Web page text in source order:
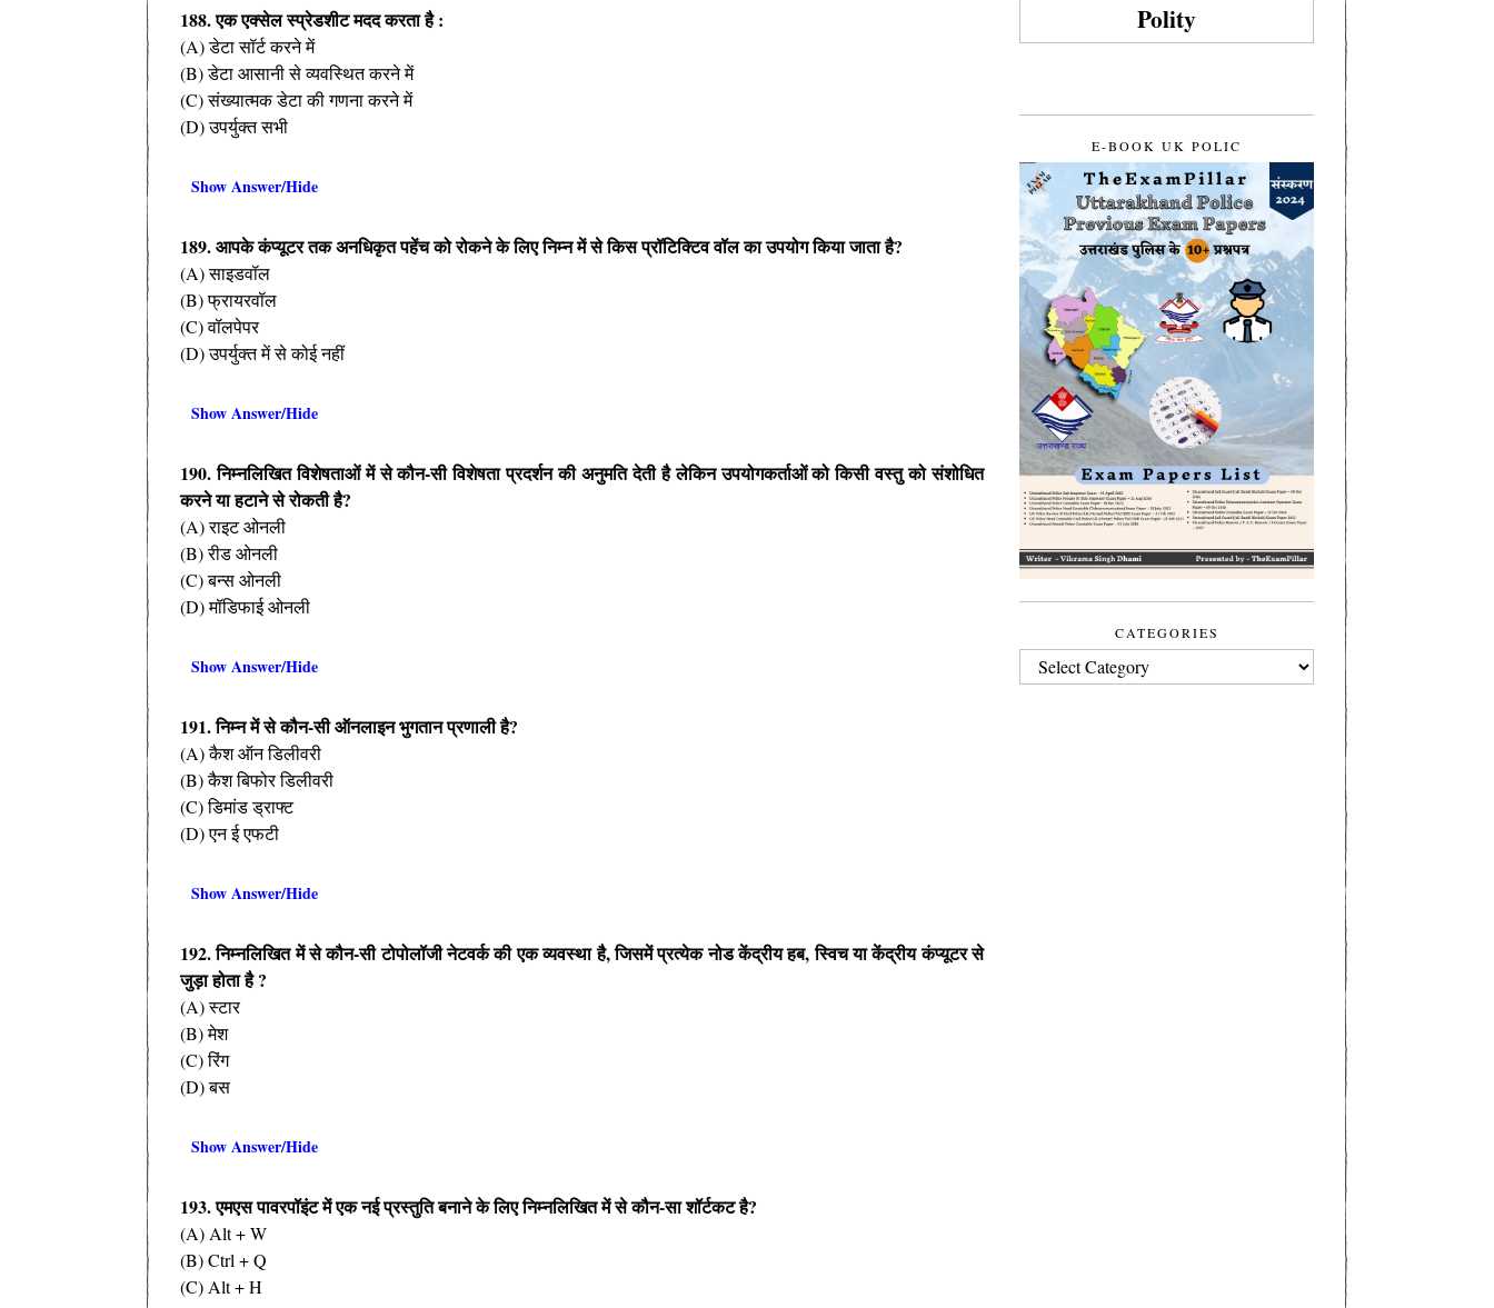
188. एक एक्सेल स्प्रेडशीट मदद करता है :
(A) डेटा सॉर्ट करने में
(B) डेटा आसानी से व्यवस्थित करने में
(C) संख्यात्मक डेटा की गणना करने में
(D) उपर्युक्त सभी
Show Answer/Hide
189. आपके कंप्यूटर तक अनधिकृत पहेंच को रोकने के लिए निम्न में से किस प्रॉटिक्टिव वॉल का उपयोग किया जाता है?
(A) साइडवॉल
(B) फ्रायरवॉल
(C) वॉलपेपर
(D) उपर्युक्त में से कोई नहीं
Show Answer/Hide
190. निम्नलिखित विशेषताओं में से कौन-सी विशेषता प्रदर्शन की अनुमति देती है लेकिन उपयोगकर्ताओं को किसी वस्तु को संशोधित
करने या हटाने से रोकती है?
(A) राइट ओनली
(B) रीड ओनली
(C) बन्स ओनली
(D) मॉडिफाई ओनली
Show Answer/Hide
191. निम्न में से कौन-सी ऑनलाइन भुगतान प्रणाली है?
(A) कैश ऑन डिलीवरी
(B) कैश बिफोर डिलीवरी
(C) डिमांड ड्राफ्ट
(D) एन ई एफटी
Show Answer/Hide
192. निम्नलिखित में से कौन-सी टोपोलॉजी नेटवर्क की एक व्यवस्था है, जिसमें प्रत्येक नोड केंद्रीय हब, स्विच या केंद्रीय कंप्यूटर से
जुड़ा होता है ?
(A) स्टार
(B) मेश
(C) रिंग
(D) बस
Show Answer/Hide
193. एमएस पावरपॉइंट में एक नई प्रस्तुति बनाने के लिए निम्नलिखित में से कौन-सा शॉर्टकट है?
(A) Alt + W
(B) Ctrl + Q
(C) Alt + H
Polity
E-BOOK UK POLIC
CATEGORIES
CATEGORIES